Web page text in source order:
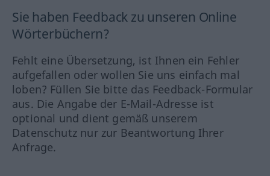
Sie haben Feedback zu unseren Online
Wörterbüchern?
Fehlt eine Übersetzung, ist Ihnen ein Fehler
aufgefallen oder wollen Sie uns einfach mal
loben? Füllen Sie bitte das Feedback-Formular
aus. Die Angabe der E-Mail-Adresse ist
optional und dient gemäß unserem
Datenschutz nur zur Beantwortung Ihrer
Anfrage.